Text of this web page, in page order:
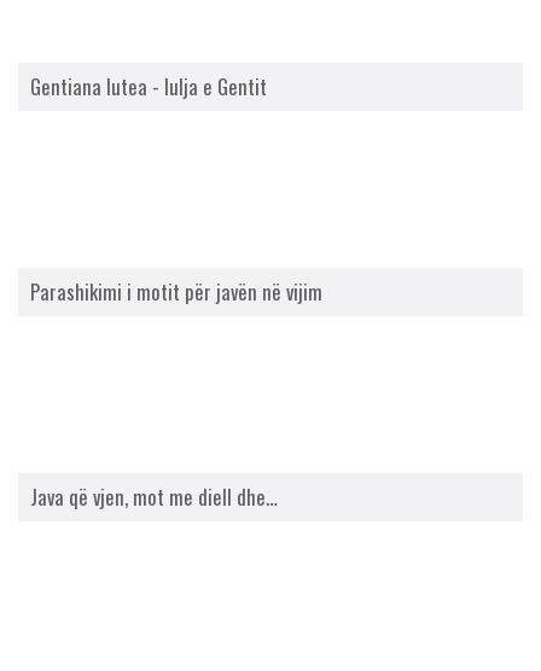
Gentiana lutea - lulja e Gentit
Parashikimi i motit për javën në vijim
Java që vjen, mot me diell dhe…